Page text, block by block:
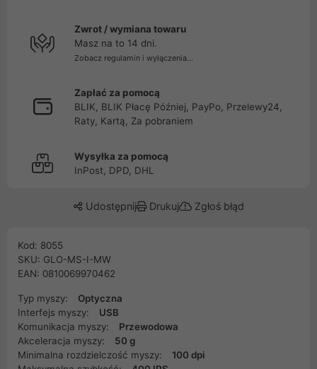
Zwrot / wymiana towaru
Masz na to 14 dni.
Zobacz regulamin i wyłączenia...
Zapłać za pomocą
BLIK, BLIK Płacę Później, PayPo, Przelewy24,
Raty, Kartą, Za pobraniem
Wysyłka za pomocą
InPost, DPD, DHL
Udostępnij Drukuj Zgłoś błąd
Kod: 8055
SKU: GLO-MS-I-MW
EAN: 0810069970462
Typ myszy:
Optyczna
Interfejs myszy:
USB
Komunikacja myszy:
Przewodowa
Akceleracja myszy:
50 g
Minimalna rozdzielczość myszy:
100 dpi